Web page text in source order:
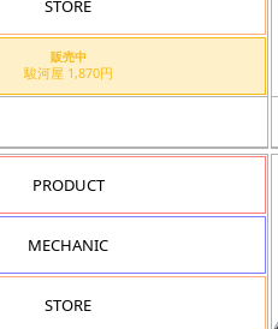
STORE
販売中
駿河屋 1,870円
PRODUCT
MECHANIC
STORE